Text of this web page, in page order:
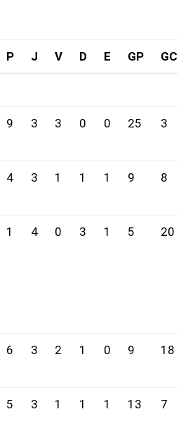
P J V D E GP GC
9 3 3 0 0 25 3
4 3 1 1 1 9 8
1 4 0 3 1 5 20
6 3 2 1 0 9 18
5 3 1 1 1 13 7